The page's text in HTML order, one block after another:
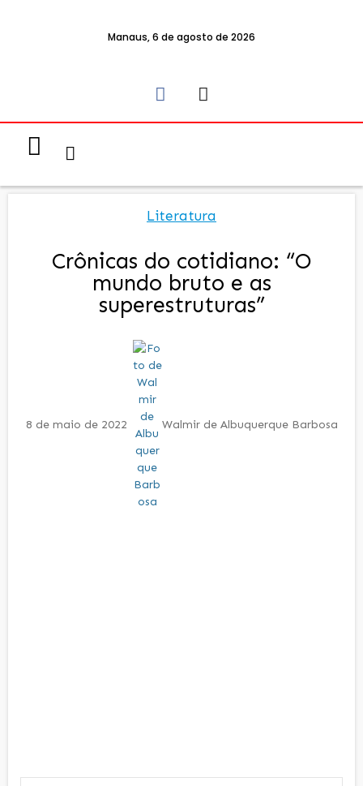
Manaus, 6 de agosto de 2026
Literatura
Crônicas do cotidiano: “O
mundo bruto e as
superestruturas”
8 de maio de 2022 Walmir de Albuquerque Barbosa